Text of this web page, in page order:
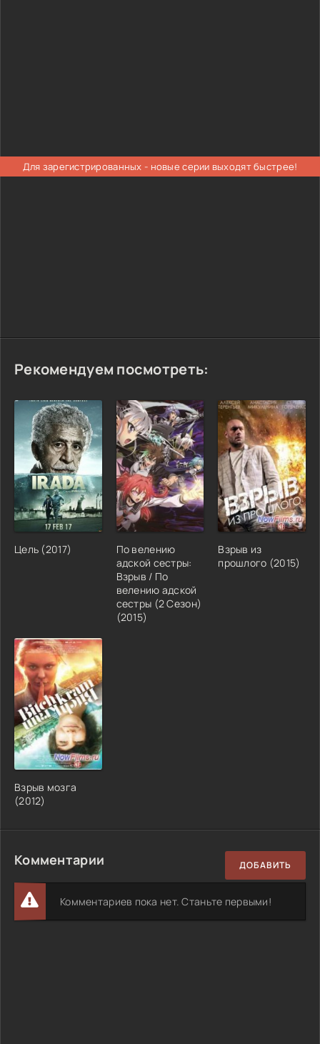
Для зарегистрированных - новые серии выходят быстрее!
Рекомендуем посмотреть:
Цель (2017)
По велению
адской сестры:
Взрыв / По
велению адской
сестры (2 Сезон)
(2015)
Взрыв из
прошлого (2015)
Взрыв мозга
(2012)
Комментарии ДОБАВИТЬ
Комментариев пока нет. Станьте первыми!